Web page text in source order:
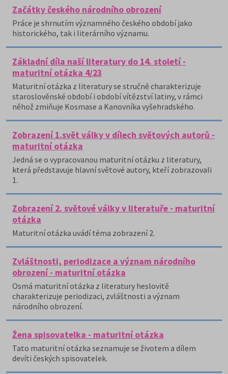
Začátky českého národního obrození
Práce je shrnutím významného českého období jako
historického, tak i literárního významu.
Základní díla naší literatury do 14. století -
maturitní otázka 4/23
Maturitní otázka z literatury se stručně charakterizuje
staroslověnské období i období vítězství latiny, v rámci
něhož zmiňuje Kosmase a Kanovníka vyšehradského.
Zobrazení 1.svět války v dílech světových autorů -
maturitní otázka
Jedná se o vypracovanou maturitní otázku z literatury,
která představuje hlavní světové autory, kteří zobrazovali
1.
Zobrazení 2. světové války v literatuře - maturitní
otázka
Maturitní otázka uvádí téma zobrazení 2.
Zvláštnosti, periodizace a význam národního
obrození - maturitní otázka
Osmá maturitní otázka z literatury heslovitě
charakterizuje periodizaci, zvláštnosti a význam
národního obrození.
Žena spisovatelka - maturitní otázka
Tato maturitní otázka seznamuje se životem a dílem
devíti českých spisovatelek.